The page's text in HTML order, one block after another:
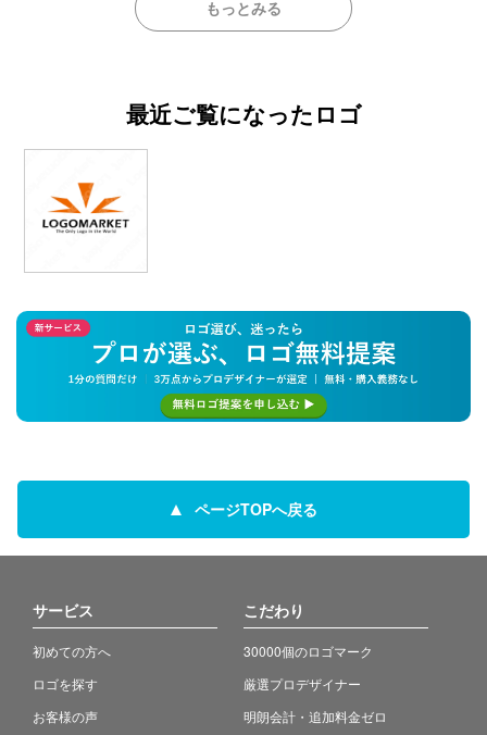
もっとみる
最近ご覧になったロゴ
ページTOPへ戻る
サービス
初めての方へ
ロゴを探す
お客様の声
こだわり
30000個のロゴマーク
厳選プロデザイナー
明朗会計・追加料金ゼロ